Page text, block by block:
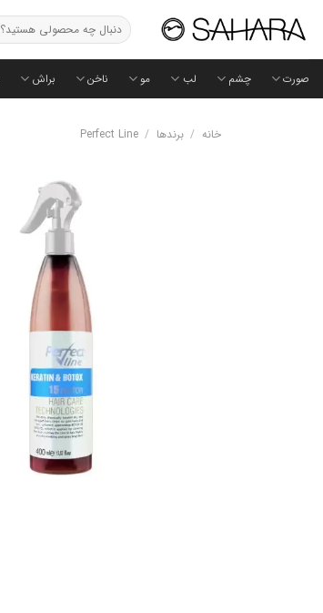
جستجو
برای:
صورت چشم لب مو ناخن براش
خانه / برندها /
Perfect Line